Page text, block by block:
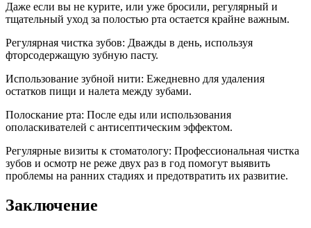
Даже если вы не курите, или уже бросили, регулярный и
тщательный уход за полостью рта остается крайне важным.
Регулярная чистка зубов: Дважды в день, используя
фторсодержащую зубную пасту.
Использование зубной нити: Ежедневно для удаления
остатков пищи и налета между зубами.
Полоскание рта: После еды или использования
ополаскивателей с антисептическим эффектом.
Регулярные визиты к стоматологу: Профессиональная чистка
зубов и осмотр не реже двух раз в год помогут выявить
проблемы на ранних стадиях и предотвратить их развитие.
Заключение